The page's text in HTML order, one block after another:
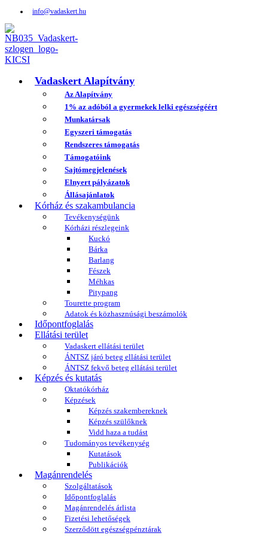
info@vadaskert.hu
Vadaskert Alapítvány
Az Alapítvány
1% az adóból a gyermekek lelki egészségéért
Munkatársak
Egyszeri támogatás
Rendszeres támogatás
Támogatóink
Sajtómegjelenések
Elnyert pályázatok
Állásajánlatok
Kórház és szakambulancia
Tevékenységünk
Kórházi részlegeink
Kuckó
Bárka
Barlang
Fészek
Méhkas
Pitypang
Tourette program
Adatok és közhasznúsági beszámolók
Időpontfoglalás
Ellátási terület
Vadaskert ellátási terület
ÁNTSZ járó beteg ellátási terület
ÁNTSZ fekvő beteg ellátási terület
Képzés és kutatás
Oktatókórház
Képzések
Képzés szakembereknek
Képzés szülőknek
Vidd haza a tudást
Tudományos tevékenység
Kutatások
Publikációk
Magánrendelés
Szolgáltatások
Időpontfoglalás
Magánrendelés árlista
Fizetési lehetőségek
Szerződött egészségpénztárak